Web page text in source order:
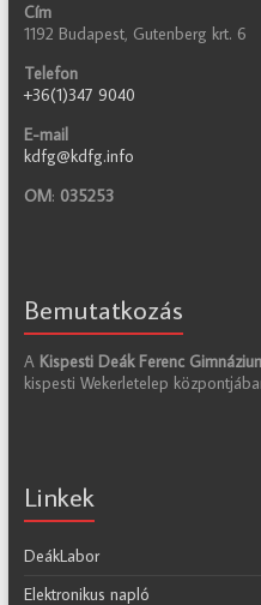
Cím
1192 Budapest, Gutenberg krt. 6
Telefon
+36(1)347 9040
E-mail
kdfg@kdfg.info
OM: 035253
Bemutatkozás
A Kispesti Deák Ferenc
kispesti Wekerletelep
Linkek
DeákLabor
Elektronikus napló